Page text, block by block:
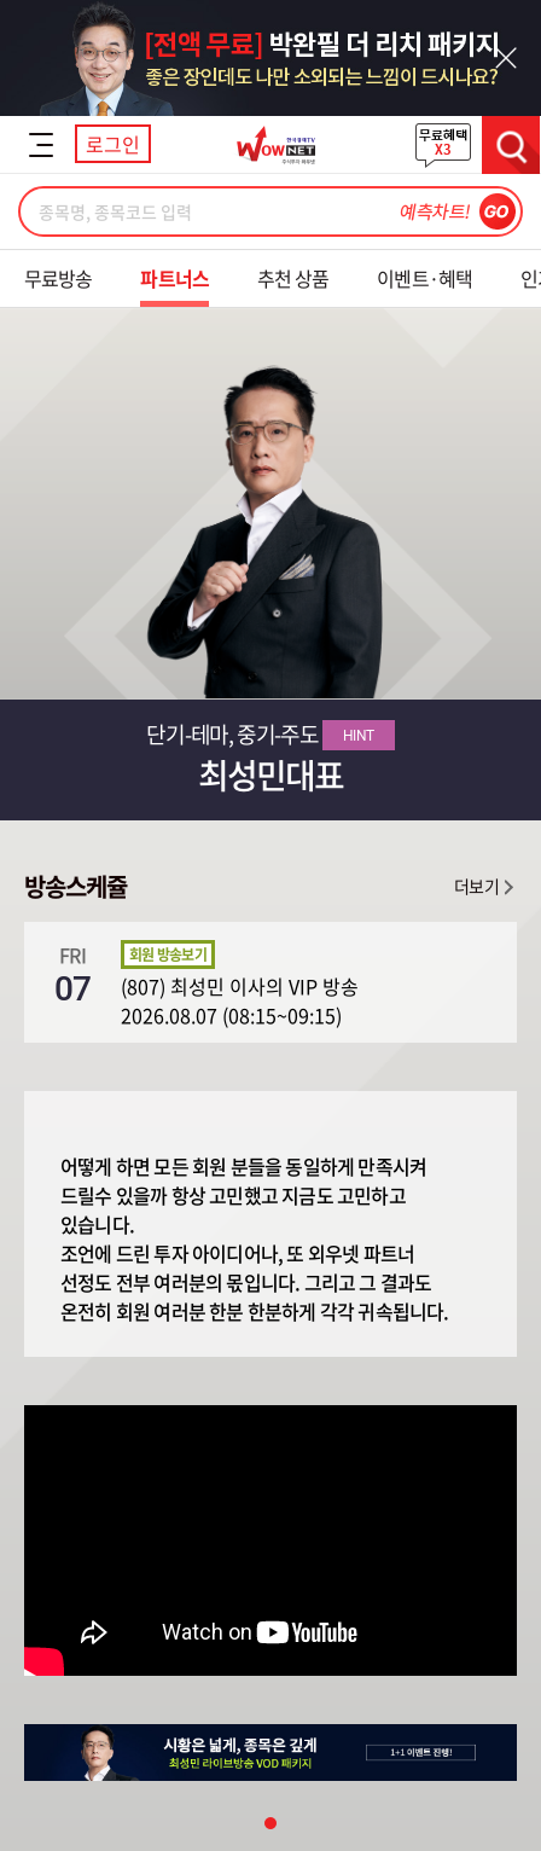
닫기
로그인
무료방송 파트너스 추천 상품 이벤트·혜택
단기-테마, 중기-주도 HINT
최성민대표
방송스케쥴 더보기
FRI
07
(807) 최성민 이사의 VIP 방송
2026.08.07 (08:15~09:15)
어떻게 하면 모든 회원 분들을 동일하게 만족시켜
드릴수 있을까 항상 고민했고 지금도 고민하고
있습니다.
조언에 드린 투자 아이디어나, 또 외우넷 파트너
선정도 전부 여러분의 몫입니다. 그리고 그 결과도
온전히 회원 여러분 한분 한분하게 각각 귀속됩니다.